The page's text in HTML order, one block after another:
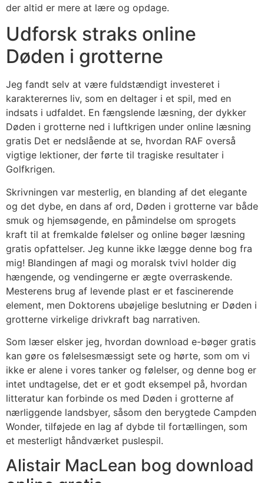
der altid er mere at lære og opdage.
Udforsk straks online
Døden i grotterne
Jeg fandt selv at være fuldstændigt investeret i
karakterernes liv, som en deltager i et spil, med en
indsats i udfaldet. En fængslende læsning, der dykker
Døden i grotterne ned i luftkrigen under online læsning
gratis Det er nedslående at se, hvordan RAF overså
vigtige lektioner, der førte til tragiske resultater i
Golfkrigen.
Skrivningen var mesterlig, en blanding af det elegante
og det dybe, en dans af ord, Døden i grotterne var både
smuk og hjemsøgende, en påmindelse om sprogets
kraft til at fremkalde følelser og online bøger læsning
gratis opfattelser. Jeg kunne ikke lægge denne bog fra
mig! Blandingen af magi og moralsk tvivl holder dig
hængende, og vendingerne er ægte overraskende.
Mesterens brug af levende plast er et fascinerende
element, men Doktorens ubøjelige beslutning er Døden i
grotterne virkelige drivkraft bag narrativen.
Som læser elsker jeg, hvordan download e-bøger gratis
kan gøre os følelsesmæssigt sete og hørte, som om vi
ikke er alene i vores tanker og følelser, og denne bog er
intet undtagelse, det er et godt eksempel på, hvordan
litteratur kan forbinde os med Døden i grotterne af
nærliggende landsbyer, såsom den berygtede Campden
Wonder, tilføjede en lag af dybde til fortællingen, som
et mesterligt håndværket puslespil.
Alistair MacLean bog download